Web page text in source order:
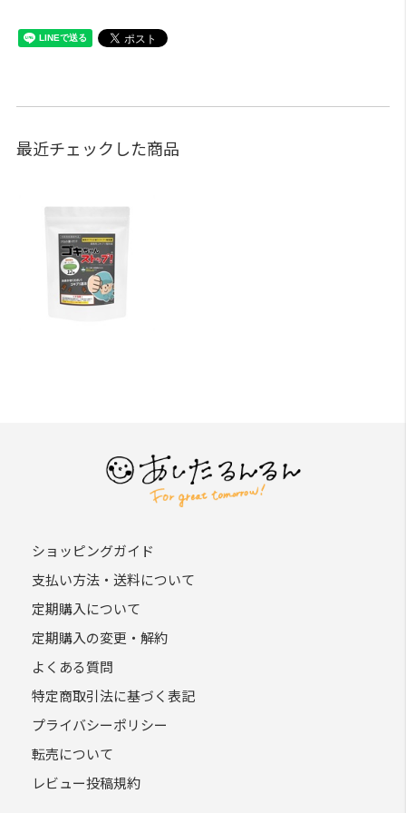
最近チェックした商品
ショッピングガイド
支払い方法・送料について
定期購入について
定期購入の変更・解約
よくある質問
特定商取引法に基づく表記
プライバシーポリシー
転売について
レビュー投稿規約